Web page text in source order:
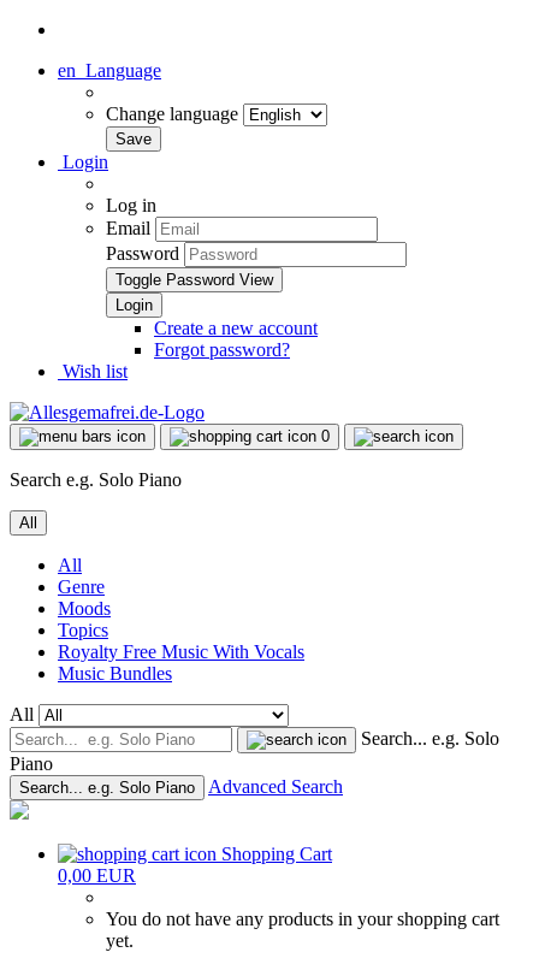
en Language
Change language
Login
Log in
Email
Password
Toggle Password View
Create a new account
Forgot password?
Wish list
0
Search e.g. Solo Piano
All
All
Genre
Moods
Topics
Royalty Free Music With Vocals
Music Bundles
All
Search... e.g. Solo
Piano
Search... e.g. Solo Piano Advanced Search
Shopping Cart
0,00 EUR
You do not have any products in your shopping cart
yet.